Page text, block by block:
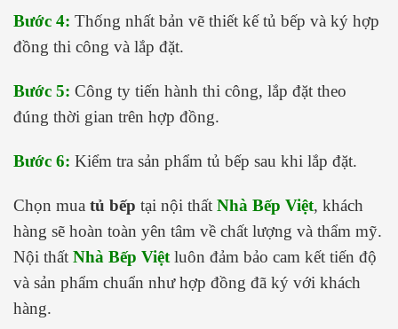
Bước 4: Thống nhất bản vẽ thiết kế tủ bếp và ký hợp
đồng thi công và lắp đặt.
Bước 5: Công ty tiến hành thi công, lắp đặt theo
đúng thời gian trên hợp đồng.
Bước 6: Kiểm tra sản phẩm tủ bếp sau khi lắp đặt.
Chọn mua tủ bếp tại nội thất Nhà Bếp Việt, khách
hàng sẽ hoàn toàn yên tâm về chất lượng và thẩm mỹ.
Nội thất Nhà Bếp Việt luôn đảm bảo cam kết tiến độ
và sản phẩm chuẩn như hợp đồng đã ký với khách
hàng.